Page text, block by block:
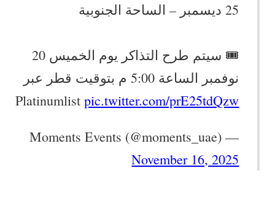
25 ديسمبر – الساحة الجنوبية
🎟️ سيتم طرح التذاكر يوم الخميس 20
نوفمبر الساعة 5:00 م بتوقيت قطر عبر
Platinumlistpic.twitter.com/prE25tdQzw
— Moments Events (@moments_uae)
November 16, 2025